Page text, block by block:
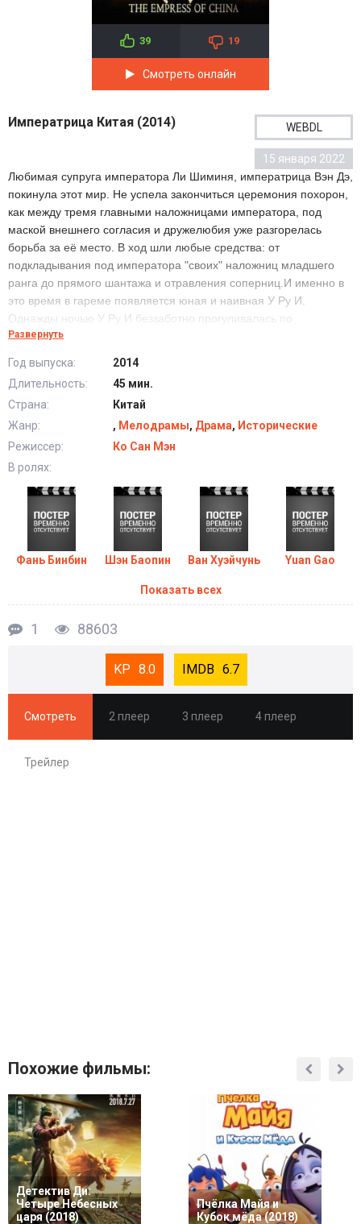
39 19
Смотреть онлайн
Императрица Китая (2014) WEBDL
15 января 2022
Любимая супруга императора Ли Шиминя, императрица Вэн Дэ,
покинула этот мир. Не успела закончиться церемония похорон,
как между тремя главными наложницами императора, под
маской внешнего согласия и дружелюбия уже разгорелась
борьба за её место. В ход шли любые средства: от
подкладывания под императора "своих" наложниц младшего
ранга до прямого шантажа и отравления соперниц.И именно в
это время в гареме появляется юная и наивная У Ру И.
Однажды ночью У Ру И беззаботно прогуливалась по
дворцовым залам. В одном из них была выставлена маска
примеряет её, и на мгновения представляет себя
императрицей. Неожиданно в этом же зале появляется статный
незнакомец, который приглашает У Ру И на танец. Она еще не
знает, что этот человек - сам император...История любви,
борьбы за власть и трон самой могущественной женщины за
всю историю существования Китая предстанет пред вашими
глазами в сериале "Императрица Китая"!
Сериал Императрица Китая (2014) все серии
смотреть онлайн бесплатно
Развернуть
Год выпуска:
2014
Длительность:
45 мин.
Страна:
Китай
Жанр:
, Мелодрамы, Драма, Исторические
Режиссер:
Ко Сан Мэн
В ролях:
Фань Бинбин Шэн Баопин Ван Хуэйчунь Yuan Gao
Показать всех
1 88603
8.0 6.7
Смотреть 2 плеер 3 плеер 4 плеер
Трейлер
Похожие фильмы:
Детектив Ди:
Четыре Небесных
царя (2018)
Пчёлка Майя и
Кубок мёда (2018)